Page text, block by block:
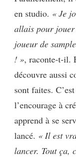
en studio. « Je
allais pour jouer
joueur de
! », raconte-t-il.
découvre aussi
sont faites.
l’encourage à
apprend à se
lancé. « Il est
lancer. Tout ça,